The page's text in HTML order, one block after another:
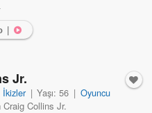
Jr.
İkizler | Yaşı: 56 | Oyuncu
Collins Jr.